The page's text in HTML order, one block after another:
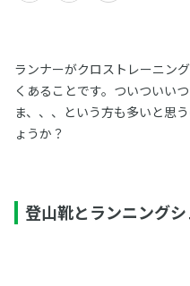
ランナーがクロストレーニン
くあることです。ついついい
ま、、、という方も多いと思
ょうか？
登山靴とランニング